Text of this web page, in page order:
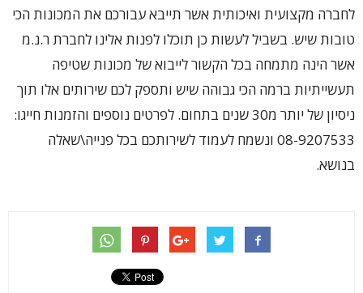
לחברה מקצועית ואיכותית אשר תייבא עבורכם את המכונות הכי
טובות שיש. בשביל לעשות כן תוכלו לפנות אלינו לחברת ר.נ.מ
אשר הינה מתמחה בכל הקשור לייבוא של מכונות שטיפה
תעשייתיות ברמה הכי גבוהה שיש ותספק לכם שירותים אלו תוך
ניסיון של יותר מ30 שנים בתחום. לפרטים נוספים והזמנות חייגו:
08-9207533 ונשמח לעמוד לשירותכם בכל פנייה\שאלה
בנושא.